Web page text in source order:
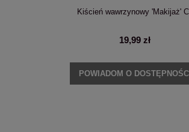
Kiścień wawrzynowy 'Makijaż'
19,99 zł
POWIADOM O DOSTĘPNOŚCI